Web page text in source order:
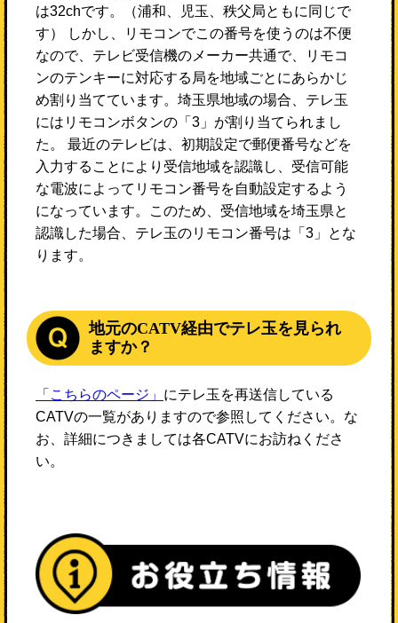
は32chです。（浦和、児玉、秩父局ともに同じで
す） しかし、リモコンでこの番号を使うのは不便
なので、テレビ受信機のメーカー共通で、リモコ
ンのテンキーに対応する局を地域ごとにあらかじ
め割り当てています。埼玉県地域の場合、テレ玉
にはリモコンボタンの「3」が割り当てられまし
た。 最近のテレビは、初期設定で郵便番号などを
入力することにより受信地域を認識し、受信可能
な電波によってリモコン番号を自動設定するよう
になっています。このため、受信地域を埼玉県と
認識した場合、テレ玉のリモコン番号は「3」とな
ります。
地元のCATV経由でテレ玉を見られ
ますか？
「こちらのページ」 にテレ玉を再送信している
CATVの一覧がありますので参照してください。な
お、詳細につきましては各CATVにお訪ねくださ
い。